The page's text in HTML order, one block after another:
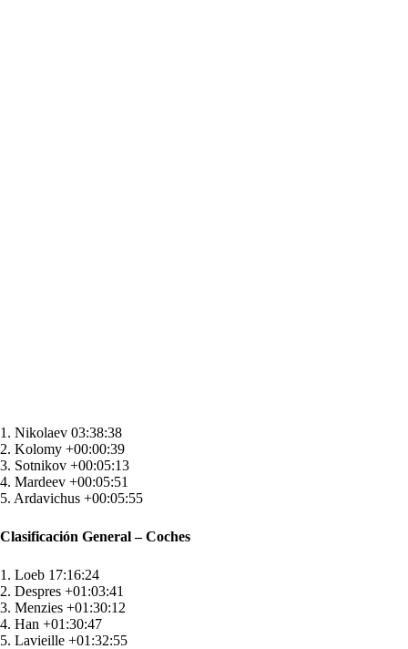
1. Nikolaev 03:38:38
2. Kolomy +00:00:39
3. Sotnikov +00:05:13
4. Mardeev +00:05:51
5. Ardavichus +00:05:55
Clasificación General – Coches
1. Loeb 17:16:24
2. Despres +01:03:41
3. Menzies +01:30:12
4. Han +01:30:47
5. Lavieille +01:32:55